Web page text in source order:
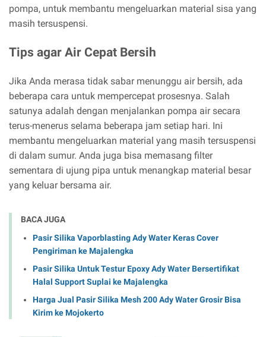
pompa, untuk membantu mengeluarkan material sisa yang
masih tersuspensi.
Tips agar Air Cepat Bersih
Jika Anda merasa tidak sabar menunggu air bersih, ada
beberapa cara untuk mempercepat prosesnya. Salah
satunya adalah dengan menjalankan pompa air secara
terus-menerus selama beberapa jam setiap hari. Ini
membantu mengeluarkan material yang masih tersuspensi
di dalam sumur. Anda juga bisa memasang filter
sementara di ujung pipa untuk menangkap material besar
yang keluar bersama air.
BACA JUGA
Pasir Silika Vaporblasting Ady Water Keras Cover
Pengiriman ke Majalengka
Pasir Silika Untuk Testur Epoxy Ady Water Bersertifikat
Halal Support Suplai ke Majalengka
Harga Jual Pasir Silika Mesh 200 Ady Water Grosir Bisa
Kirim ke Mojokerto